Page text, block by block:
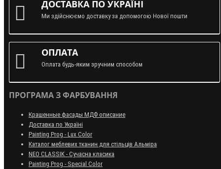
ДОСТАВКА ПО УКРАЇНІ
Ми здійснюємо доставку за допомогою Нової пошти
ОПЛАТА
Оплата будь-яким зручним способом
ПРОГРАМА З ФАРБУВАННЯ
Крашенные фасады МДФ описание
Доставка по Україні
Painting Prog - Lux Color
Каталог меблевих тканин для стільців Альміра
NEO CLASSIK - Сучасна класика
Painting Prog - Special Color